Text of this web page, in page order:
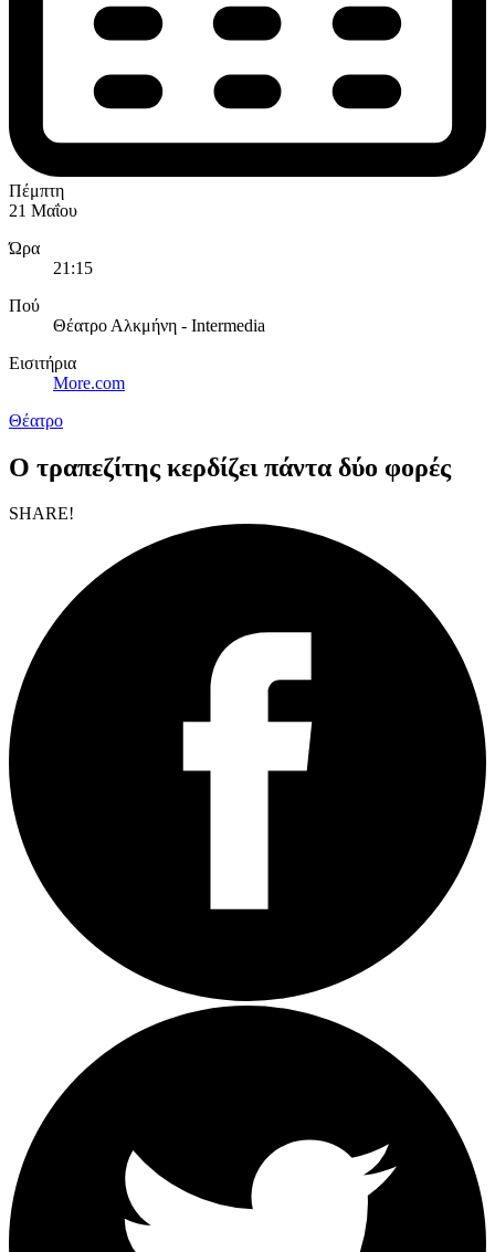
Πέμπτη
21 Μαΐου
Ώρα
21:15
Πού
Θέατρο Αλκμήνη - Intermedia
Εισιτήρια
More.com
Θέατρο
Ο τραπεζίτης κερδίζει πάντα δύο φορές
SHARE!